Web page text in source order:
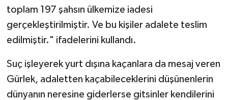
toplam 197 şahsın ülkemize iadesi
gerçekleştirilmiştir. Ve bu kişiler adalete teslim
edilmiştir." ifadelerini kullandı.
Suç işleyerek yurt dışına kaçanlara da mesaj veren
Gürlek, adaletten kaçabileceklerini düşünenlerin
dünyanın neresine giderlerse gitsinler kendilerini